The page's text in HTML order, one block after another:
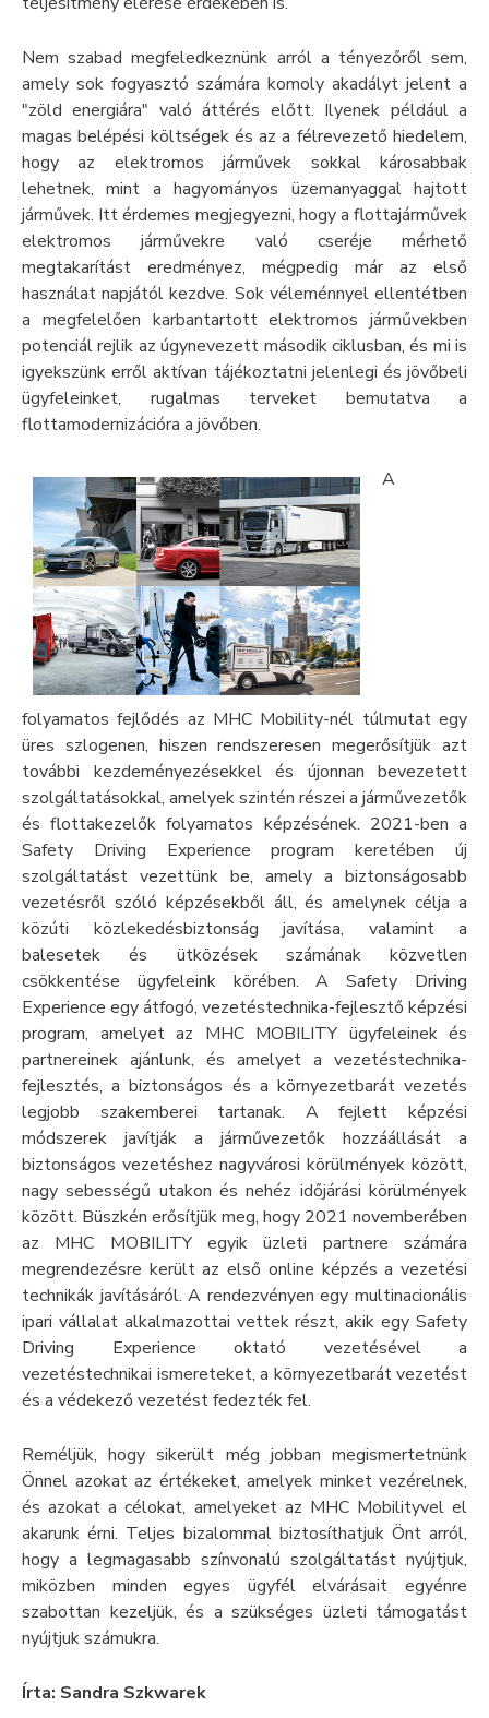
Nem szabad megfeledkeznünk arról a tényezőről sem,
amely sok fogyasztó számára komoly akadályt jelent a
"zöld energiára" való áttérés előtt. Ilyenek például a
magas belépési költségek és az a félrevezető hiedelem,
hogy az elektromos járművek sokkal károsabbak
lehetnek, mint a hagyományos üzemanyaggal hajtott
járművek. Itt érdemes megjegyezni, hogy a flottajárművek
elektromos járművekre való cseréje mérhető
megtakarítást eredményez, mégpedig már az első
használat napjától kezdve. Sok véleménnyel ellentétben
a megfelelően karbantartott elektromos járművekben
potenciál rejlik az úgynevezett második ciklusban, és mi is
igyekszünk erről aktívan tájékoztatni jelenlegi és jövőbeli
ügyfeleinket, rugalmas terveket bemutatva a
flottamodernizációra a jövőben.
A
folyamatos fejlődés az MHC Mobility-nél túlmutat egy
üres szlogenen, hiszen rendszeresen megerősítjük azt
további kezdeményezésekkel és újonnan bevezetett
szolgáltatásokkal, amelyek szintén részei a járművezetők
és flottakezelők folyamatos képzésének. 2021-ben a
Safety Driving Experience program keretében új
szolgáltatást vezettünk be, amely a biztonságosabb
vezetésről szóló képzésekből áll, és amelynek célja a
közúti közlekedésbiztonság javítása, valamint a
balesetek és ütközések számának közvetlen
csökkentése ügyfeleink körében. A Safety Driving
Experience egy átfogó, vezetéstechnika-fejlesztő képzési
program, amelyet az MHC MOBILITY ügyfeleinek és
partnereinek ajánlunk, és amelyet a vezetéstechnika-
fejlesztés, a biztonságos és a környezetbarát vezetés
legjobb szakemberei tartanak. A fejlett képzési
módszerek javítják a járművezetők hozzáállását a
biztonságos vezetéshez nagyvárosi körülmények között,
nagy sebességű utakon és nehéz időjárási körülmények
között. Büszkén erősítjük meg, hogy 2021 novemberében
az MHC MOBILITY egyik üzleti partnere számára
megrendezésre került az első online képzés a vezetési
technikák javításáról. A rendezvényen egy multinacionális
ipari vállalat alkalmazottai vettek részt, akik egy Safety
Driving Experience oktató vezetésével a
vezetéstechnikai ismereteket, a környezetbarát vezetést
és a védekező vezetést fedezték fel.
Reméljük, hogy sikerült még jobban megismertetnünk
Önnel azokat az értékeket, amelyek minket vezérelnek,
és azokat a célokat, amelyeket az MHC Mobilityvel el
akarunk érni. Teljes bizalommal biztosíthatjuk Önt arról,
hogy a legmagasabb színvonalú szolgáltatást nyújtjuk,
miközben minden egyes ügyfél elvárásait egyénre
szabottan kezeljük, és a szükséges üzleti támogatást
nyújtjuk számukra.
Írta: Sandra Szkwarek